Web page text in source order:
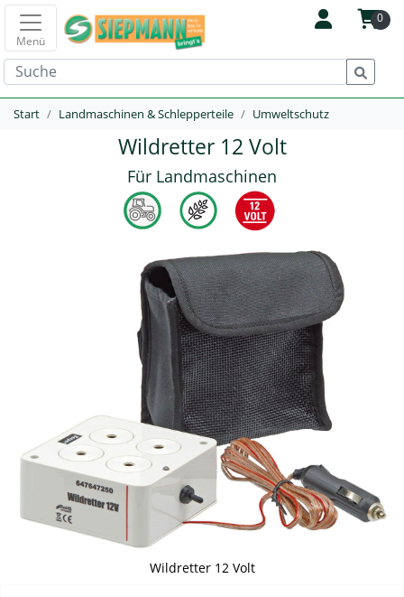
0
Menü
Start Landmaschinen & Schlepperteile Umweltschutz
Wildretter 12 Volt
Für Landmaschinen
Wildretter 12 Volt